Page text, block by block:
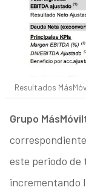
Resultados
Grupo MásMóvil
este periodo de
incrementando